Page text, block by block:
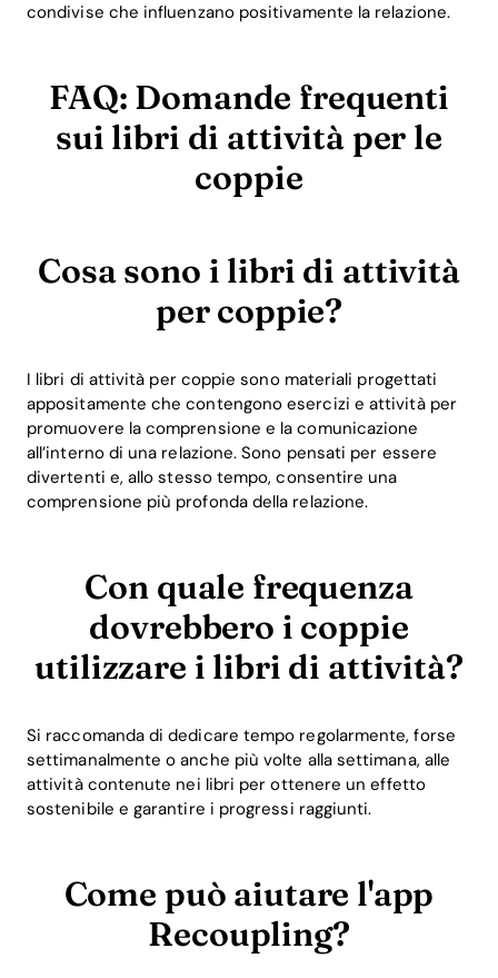
condivise che influenzano positivamente la relazione.
FAQ: Domande frequenti
sui libri di attività per le
coppie
Cosa sono i libri di attività
per coppie?
I libri di attività per coppie sono materiali progettati
appositamente che contengono esercizi e attività per
promuovere la comprensione e la comunicazione
all’interno di una relazione. Sono pensati per essere
divertenti e, allo stesso tempo, consentire una
comprensione più profonda della relazione.
Con quale frequenza
dovrebbero i coppie
utilizzare i libri di attività?
Si raccomanda di dedicare tempo regolarmente, forse
settimanalmente o anche più volte alla settimana, alle
attività contenute nei libri per ottenere un effetto
sostenibile e garantire i progressi raggiunti.
Come può aiutare l'app
Recoupling?